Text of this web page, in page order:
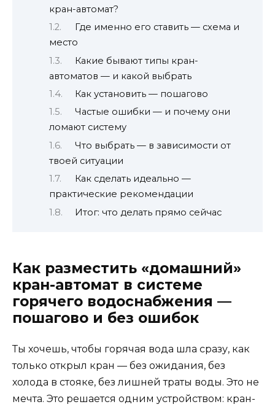
кран-автомат?
Где именно его ставить — схема и
место
Какие бывают типы кран-
автоматов — и какой выбрать
Как установить — пошагово
Частые ошибки — и почему они
ломают систему
Что выбрать — в зависимости от
твоей ситуации
Как сделать идеально —
практические рекомендации
Итог: что делать прямо сейчас
Как разместить «домашний»
кран-автомат в системе
горячего водоснабжения —
пошагово и без ошибок
Ты хочешь, чтобы горячая вода шла сразу, как
только открыл кран — без ожидания, без
холода в стояке, без лишней траты воды. Это не
мечта. Это решается одним устройством: кран-